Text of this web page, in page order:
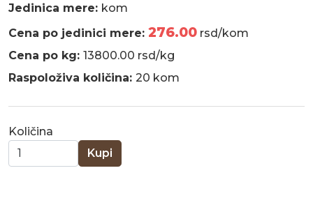
Jedinica mere: kom
Cena po jedinici mere: 276.00 rsd/kom
Cena po kg: 13800.00 rsd/kg
Raspoloživa količina: 20 kom
Količina
Kupi